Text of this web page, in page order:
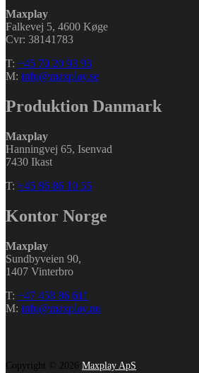
Maxplay
Falkevej 5, 4600 Køge
Cvr: 38141783
T: +45 70 20 93 93
M: info@maxplay.se
Produktion Danmark
Maxplay
Hanningvej 65, Isenvad
7430 Ikast
T: +45 86 86 10 55
Kontor Norge
Maxplay
Sundbyveien 90,
1407 Vinterbro
T: +47 458 86 611
M: info@maxplay.no
Copyright © 2026 Maxplay ApS